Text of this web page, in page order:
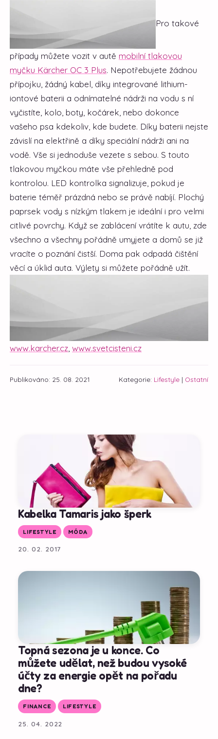
Pro takové
případy můžete vozit v autě mobilní tlakovou
myčku Kärcher OC 3 Plus. Nepotřebujete žádnou
přípojku, žádný kabel, díky integrované lithium-
iontové baterii a odnímatelné nádrži na vodu s ní
vyčistíte, kolo, boty, kočárek, nebo dokonce
vašeho psa kdekoliv, kde budete. Díky baterii nejste
závislí na elektřině a díky speciální nádrži ani na
vodě. Vše si jednoduše vezete s sebou. S touto
tlakovou myčkou máte vše přehledně pod
kontrolou. LED kontrolka signalizuje, pokud je
baterie téměř prázdná nebo se právě nabíjí. Plochý
paprsek vody s nízkým tlakem je ideální i pro velmi
citlivé povrchy. Když se zablácení vrátíte k autu, zde
všechno a všechny pořádně umyjete a domů se již
vracíte o poznání čistší. Doma pak odpadá čištění
věcí a úklid auta. Výlety si můžete pořádně užít.
www.karcher.cz www.svetcisteni.cz
Publikováno: 25. 08. 2021 Kategorie: Lifestyle | Ostatní
Kabelka Tamaris jako šperk
LIFESTYLE MÓDA
20. 02. 2017
Topná sezona je u konce. Co
můžete udělat, než budou vysoké
účty za energie opět na pořadu
dne?
FINANCE LIFESTYLE
25. 04. 2022